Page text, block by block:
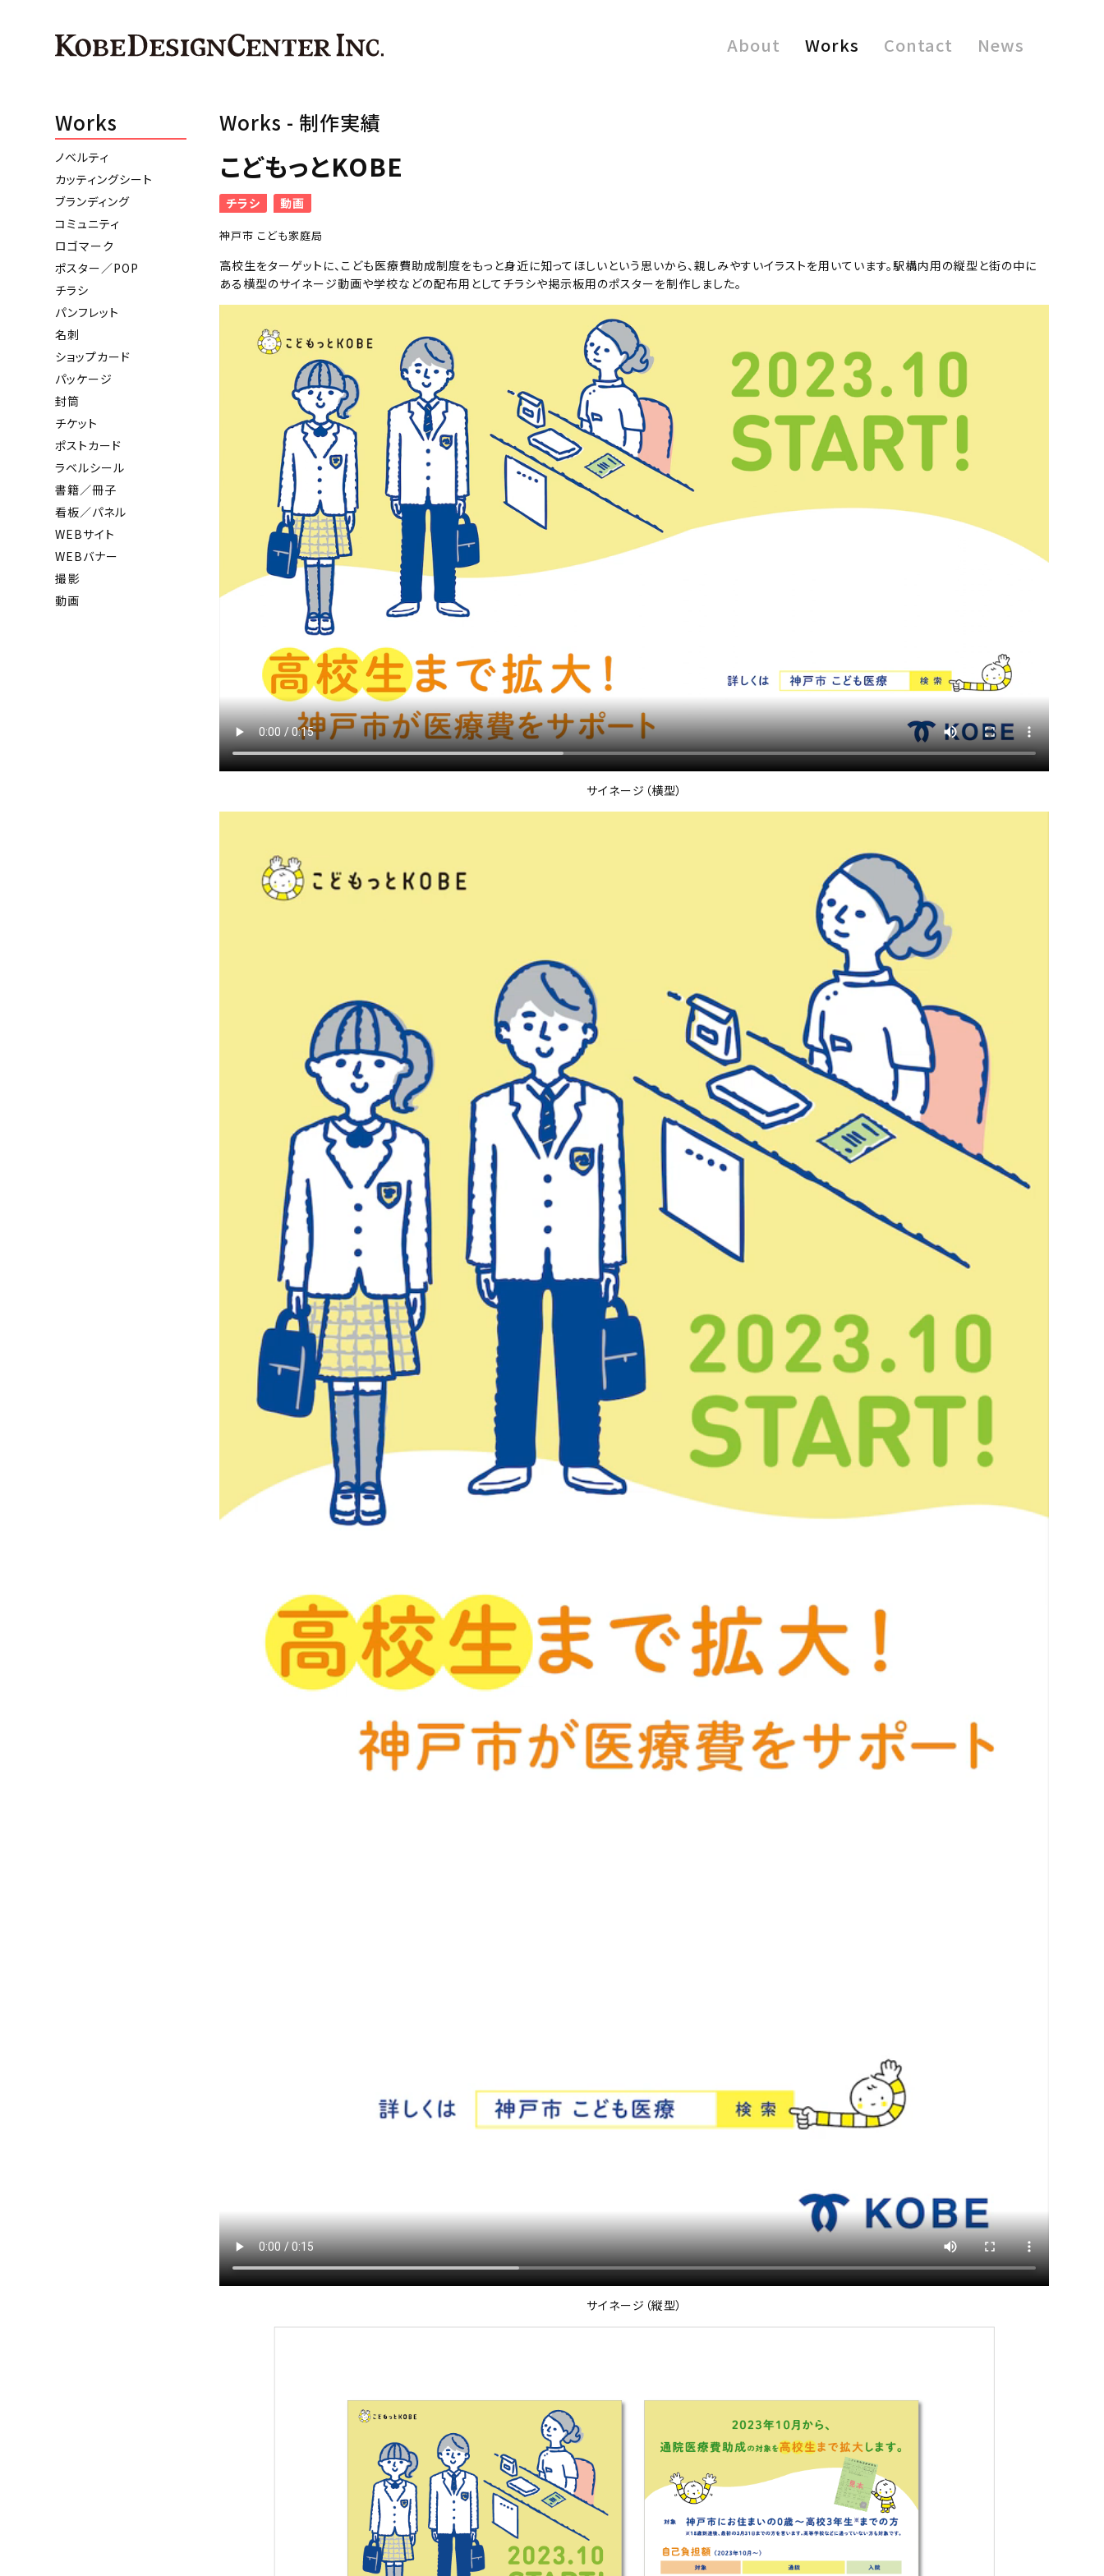
About Works Contact News
Works - 制作実績
こどもっとKOBE
チラシ 動画
神戸市 こども家庭局
高校生をターゲットに、こども医療費助成制度をもっと身近に知ってほしいという思いから、親しみやすいイラストを用いています。駅構内用の縦型と街の中に
ある横型のサイネージ動画や学校などの配布用としてチラシや掲示板用のポスターを制作しました。
サイネージ（横型）
サイネージ（縦型）
Works
ノベルティ
カッティングシート
ブランディング
コミュニティ
ロゴマーク
ポスター／POP
チラシ
パンフレット
名刺
ショップカード
パッケージ
封筒
チケット
ポストカード
ラベルシール
書籍／冊子
看板／パネル
WEBサイト
WEBバナー
撮影
動画